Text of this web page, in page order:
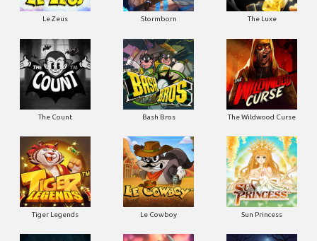
Le Zeus Stormborn The Luxe
The Count Bash Bros The Wildwood Curse
Tiger Legends Le Cowboy Sun Princess